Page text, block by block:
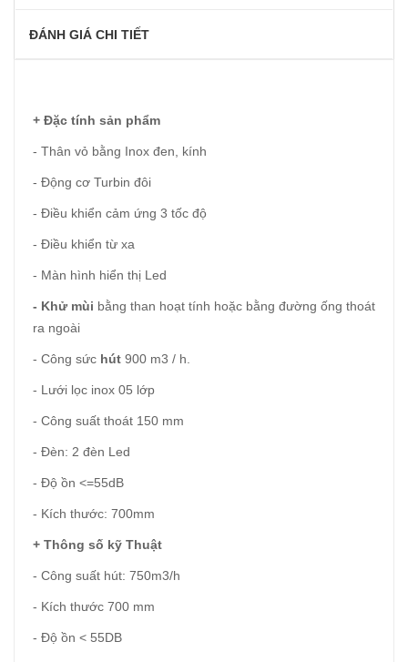
ĐÁNH GIÁ CHI TIẾT
+ Đặc tính sản phẩm
- Thân vỏ bằng Inox đen, kính
- Động cơ Turbin đôi
- Điều khiển cảm ứng 3 tốc độ
- Điều khiển từ xa
- Màn hình hiển thị Led
- Khử mùi bằng than hoạt tính hoặc bằng đường ống thoát
ra ngoài
- Công sức hút 900 m3 / h.
- Lưới lọc inox 05 lớp
- Công suất thoát 150 mm
- Đèn: 2 đèn Led
- Độ ồn <=55dB
- Kích thước: 700mm
+ Thông số kỹ Thuật
- Công suất hút: 750m3/h
- Kích thước 700 mm
- Độ ồn < 55DB